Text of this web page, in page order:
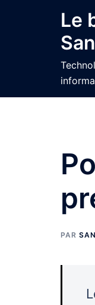
Le
PAR